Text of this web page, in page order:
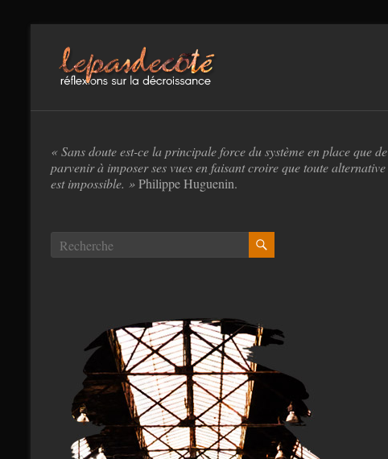
contenulepasdecote.fr
« Sans doute est-ce la principale force du système en place que de
parvenir à imposer ses vues en faisant croire que toute alternative
est impossible. »Philippe Huguenin.